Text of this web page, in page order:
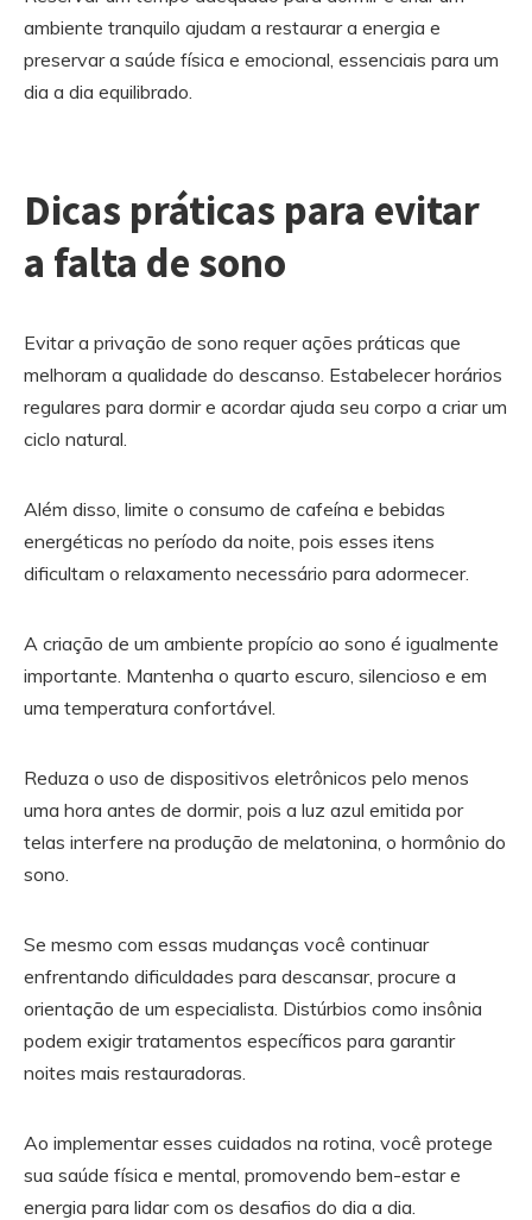
ambiente tranquilo ajudam a restaurar a energia e
preservar a saúde física e emocional, essenciais para um
dia a dia equilibrado.
Dicas práticas para evitar
a falta de sono
Evitar a privação de sono requer ações práticas que
melhoram a qualidade do descanso. Estabelecer horários
regulares para dormir e acordar ajuda seu corpo a criar um
ciclo natural.
Além disso, limite o consumo de cafeína e bebidas
energéticas no período da noite, pois esses itens
dificultam o relaxamento necessário para adormecer.
A criação de um ambiente propício ao sono é igualmente
importante. Mantenha o quarto escuro, silencioso e em
uma temperatura confortável.
Reduza o uso de dispositivos eletrônicos pelo menos
uma hora antes de dormir, pois a luz azul emitida por
telas interfere na produção de melatonina, o hormônio do
sono.
Se mesmo com essas mudanças você continuar
enfrentando dificuldades para descansar, procure a
orientação de um especialista. Distúrbios como insônia
podem exigir tratamentos específicos para garantir
noites mais restauradoras.
Ao implementar esses cuidados na rotina, você protege
sua saúde física e mental, promovendo bem-estar e
energia para lidar com os desafios do dia a dia.